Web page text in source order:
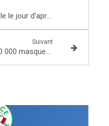
Préparons ensemble le jour d’après : participez sur la plateforme
Suivant
Le Vietnam fait don de 110 000 masques à la France